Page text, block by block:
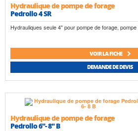
Hydraulique de pompe de forage
Pedrollo 4 SR
Hydrauliques seule 4" pour pompe de forage,
VOIR LA FICHE
DEMANDE DE DEVIS
Hydraulique de pompe de forage
Pedrollo 6"- 8" B